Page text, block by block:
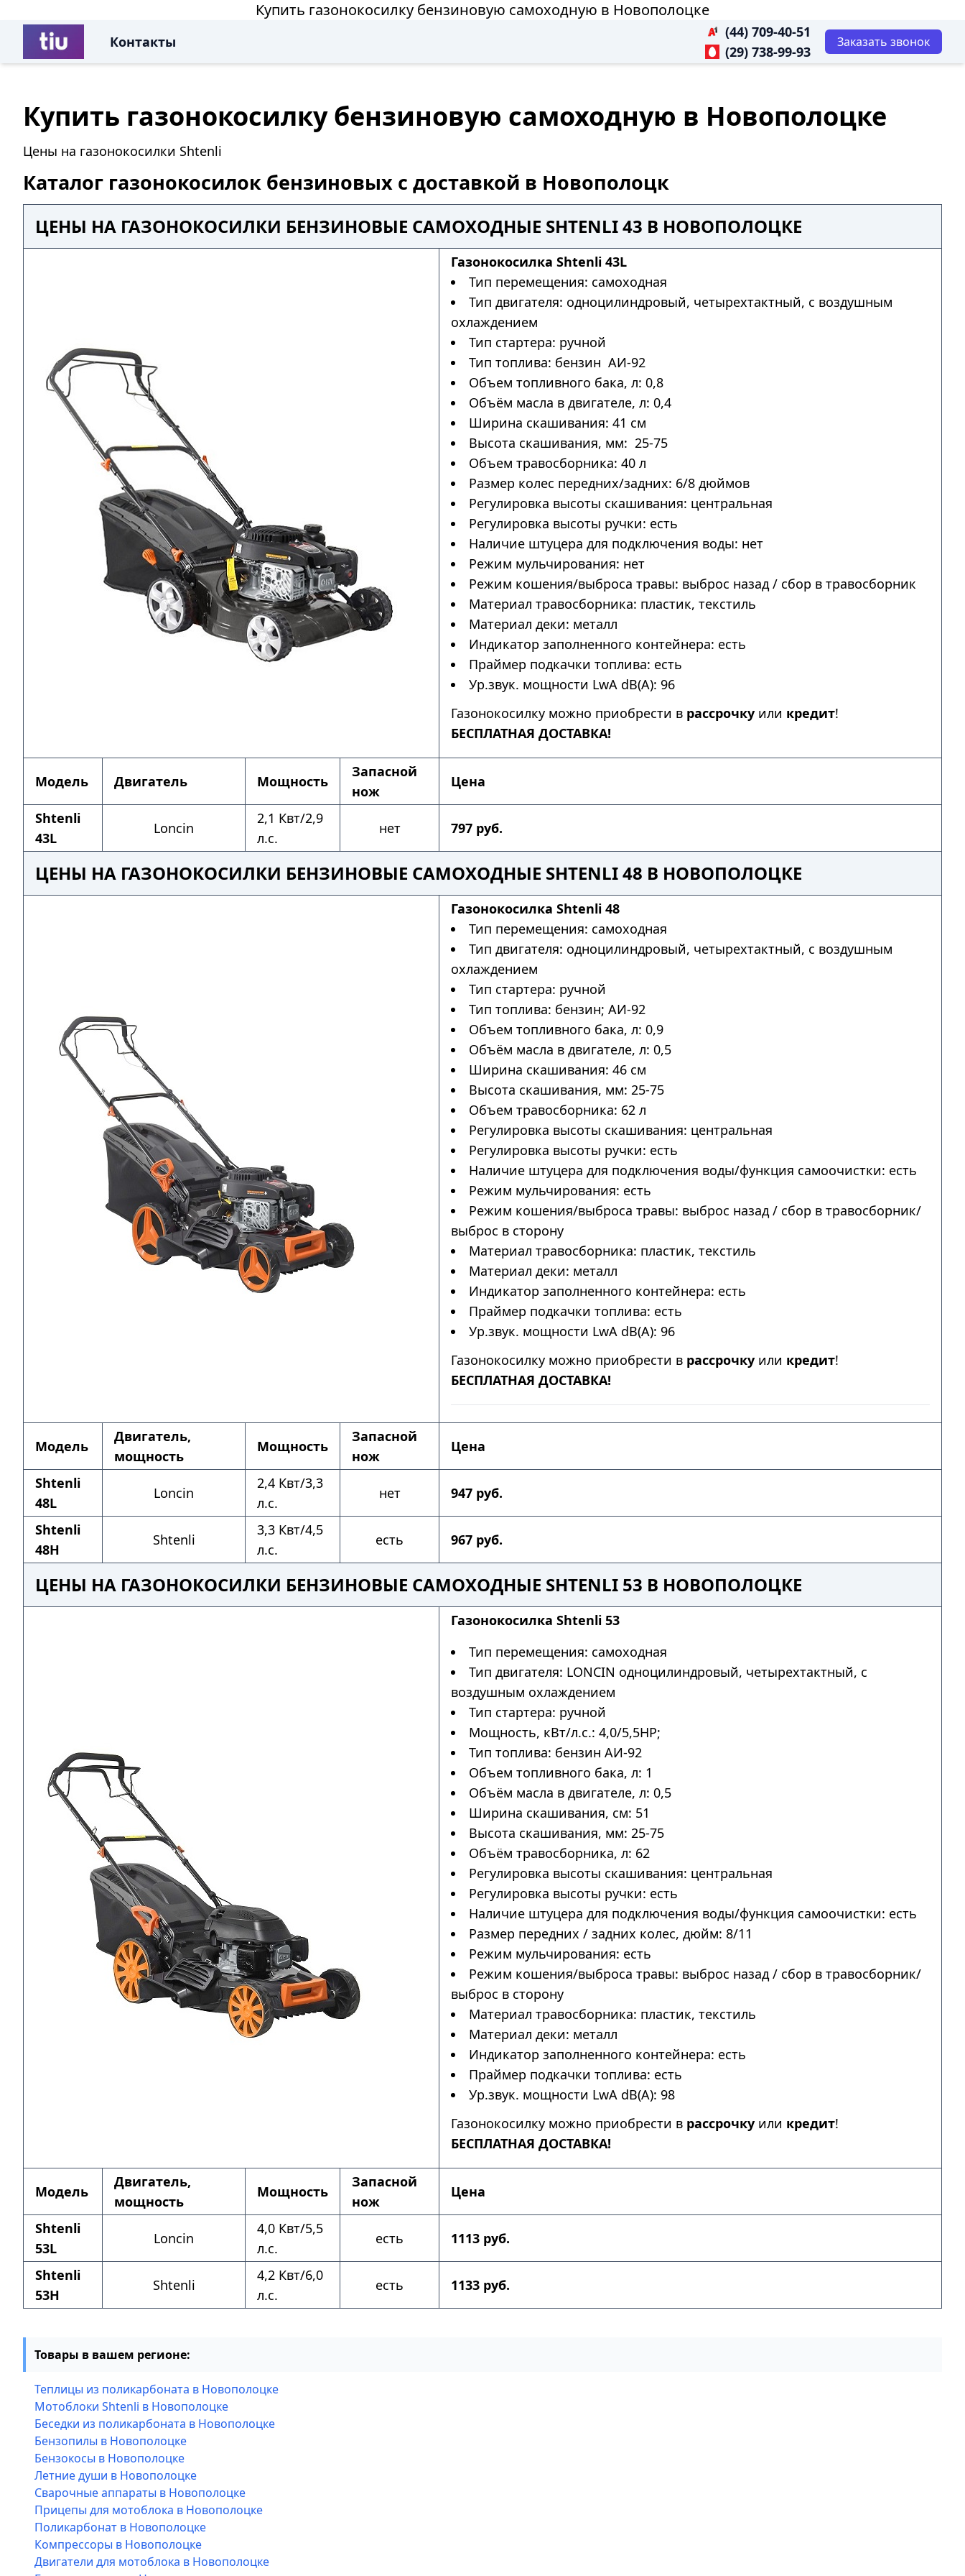
Купить газонокосилку бензиновую самоходную в Новополоцке
Контакты
(44) 709-40-51
(29) 738-99-93
Заказать звонок
Купить газонокосилку бензиновую самоходную в Новополоцке
Цены на газонокосилки Shtenli
Каталог газонокосилок бензиновых с доставкой в Новополоцк
ЦЕНЫ НА ГАЗОНОКОСИЛКИ БЕНЗИНОВЫЕ САМОХОДНЫЕ SHTENLI 43 В НОВОПОЛОЦКЕ
Газонокосилка Shtenli 43L
Тип перемещения: самоходная
Тип двигателя: одноцилиндровый, четырехтактный, с воздушным
охлаждением
Тип стартера: ручной
Тип топлива: бензин АИ-92
Объем топливного бака, л: 0,8
Объём масла в двигателе, л: 0,4
Ширина скашивания: 41 см
Высота скашивания, мм: 25-75
Объем травосборника: 40 л
Размер колес передних/задних: 6/8 дюймов
Регулировка высоты скашивания: центральная
Регулировка высоты ручки: есть
Наличие штуцера для подключения воды: нет
Режим мульчирования: нет
Режим кошения/выброса травы: выброс назад / сбор в травосборник
Материал травосборника: пластик, текстиль
Материал деки: металл
Индикатор заполненного контейнера: есть
Праймер подкачки топлива: есть
Ур.звук. мощности LwA dB(A): 96
Газонокосилку можно приобрести в рассрочку или кредит!
БЕСПЛАТНАЯ ДОСТАВКА!
Модель Двигатель Мощность
Запасной
нож
Цена
Shtenli
43L
Loncin
2,1 Квт/2,9
л.с.
нет 797 руб.
ЦЕНЫ НА ГАЗОНОКОСИЛКИ БЕНЗИНОВЫЕ САМОХОДНЫЕ SHTENLI 48 В НОВОПОЛОЦКЕ
Газонокосилка Shtenli 48
Тип перемещения: самоходная
Тип двигателя: одноцилиндровый, четырехтактный, с воздушным
охлаждением
Тип стартера: ручной
Тип топлива: бензин; АИ-92
Объем топливного бака, л: 0,9
Объём масла в двигателе, л: 0,5
Ширина скашивания: 46 см
Высота скашивания, мм: 25-75
Объем травосборника: 62 л
Регулировка высоты скашивания: центральная
Регулировка высоты ручки: есть
Наличие штуцера для подключения воды/функция самоочистки: есть
Режим мульчирования: есть
Режим кошения/выброса травы: выброс назад / сбор в травосборник/
выброс в сторону
Материал травосборника: пластик, текстиль
Материал деки: металл
Индикатор заполненного контейнера: есть
Праймер подкачки топлива: есть
Ур.звук. мощности LwA dB(A): 96
Газонокосилку можно приобрести в рассрочку или кредит!
БЕСПЛАТНАЯ ДОСТАВКА!
Модель
Двигатель,
мощность
Мощность
Запасной
нож
Цена
Shtenli
48L
Loncin
2,4 Квт/3,3
л.с.
нет 947 руб.
Shtenli
48H
Shtenli
3,3 Квт/4,5
л.с.
есть 967 руб.
ЦЕНЫ НА ГАЗОНОКОСИЛКИ БЕНЗИНОВЫЕ САМОХОДНЫЕ SHTENLI 53 В НОВОПОЛОЦКЕ
Газонокосилка Shtenli 53
Тип перемещения: самоходная
Тип двигателя: LONCIN одноцилиндровый, четырехтактный, с
воздушным охлаждением
Тип стартера: ручной
Мощность, кВт/л.с.: 4,0/5,5HP;
Тип топлива: бензин АИ-92
Объем топливного бака, л: 1
Объём масла в двигателе, л: 0,5
Ширина скашивания, см: 51
Высота скашивания, мм: 25-75
Объём травосборника, л: 62
Регулировка высоты скашивания: центральная
Регулировка высоты ручки: есть
Наличие штуцера для подключения воды/функция самоочистки: есть
Размер передних / задних колес, дюйм: 8/11
Режим мульчирования: есть
Режим кошения/выброса травы: выброс назад / сбор в травосборник/
выброс в сторону
Материал травосборника: пластик, текстиль
Материал деки: металл
Индикатор заполненного контейнера: есть
Праймер подкачки топлива: есть
Ур.звук. мощности LwA dB(A): 98
Газонокосилку можно приобрести в рассрочку или кредит!
БЕСПЛАТНАЯ ДОСТАВКА!
Модель
Двигатель,
мощность
Мощность
Запасной
нож
Цена
Shtenli
53L
Loncin
4,0 Квт/5,5
л.с.
есть 1113 руб.
Shtenli
53H
Shtenli
4,2 Квт/6,0
л.с.
есть 1133 руб.
Товары в вашем регионе:
Теплицы из поликарбоната в Новополоцке
Мотоблоки Shtenli в Новополоцке
Беседки из поликарбоната в Новополоцке
Бензопилы в Новополоцке
Бензокосы в Новополоцке
Летние души в Новополоцке
Сварочные аппараты в Новополоцке
Прицепы для мотоблока в Новополоцке
Поликарбонат в Новополоцке
Компрессоры в Новополоцке
Двигатели для мотоблока в Новополоцке